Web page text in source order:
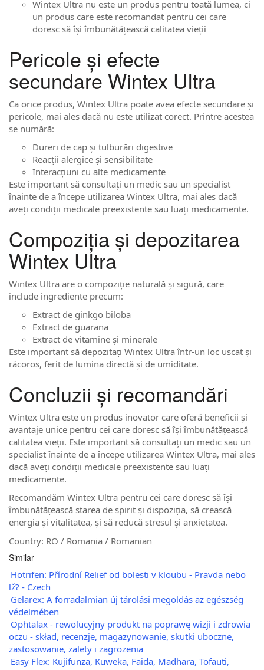
Wintex Ultra nu este un produs pentru toată lumea, ci
un produs care este recomandat pentru cei care
doresc să își îmbunătățească calitatea vieții
Pericole și efecte
secundare Wintex Ultra
Ca orice produs, Wintex Ultra poate avea efecte secundare și
pericole, mai ales dacă nu este utilizat corect. Printre acestea
se numără:
Dureri de cap și tulburări digestive
Reacții alergice și sensibilitate
Interacțiuni cu alte medicamente
Este important să consultați un medic sau un specialist
înainte de a începe utilizarea Wintex Ultra, mai ales dacă
aveți condiții medicale preexistente sau luați medicamente.
Compoziția și depozitarea
Wintex Ultra
Wintex Ultra are o compoziție naturală și sigură, care
include ingrediente precum:
Extract de ginkgo biloba
Extract de guarana
Extract de vitamine și minerale
Este important să depozitați Wintex Ultra într-un loc uscat și
răcoros, ferit de lumina directă și de umiditate.
Concluzii și recomandări
Wintex Ultra este un produs inovator care oferă beneficii și
avantaje unice pentru cei care doresc să își îmbunătățească
calitatea vieții. Este important să consultați un medic sau un
specialist înainte de a începe utilizarea Wintex Ultra, mai ales
dacă aveți condiții medicale preexistente sau luați
medicamente.
Recomandăm Wintex Ultra pentru cei care doresc să își
îmbunătățească starea de spirit și dispoziția, să crească
energia și vitalitatea, și să reducă stresul și anxietatea.
Country: RO / Romania / Romanian
Similar
Hotrifen: Přírodní Relief od bolesti v kloubu - Pravda nebo
lž? - Czech
Gelarex: A forradalmian új tárolási megoldás az egészség
védelmében
Ophtalax - rewolucyjny produkt na poprawę wizji i zdrowia
oczu - skład, recenzje, magazynowanie, skutki uboczne,
zastosowanie, zalety i zagrożenia
Easy Flex: Kujifunza, Kuweka, Faida, Madhara, Tofauti,